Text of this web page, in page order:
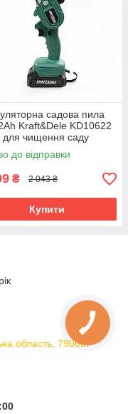
садова пила
Kraft&Dele KD10622
для чищення саду
до відправки
₴ 2 043 ₴
Купити
область, 79066,